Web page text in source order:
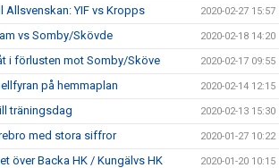
Allsvenskan: YIF vs Kropps 2020-02-27 15:57
vs Somby/Skövde 2020-02-18 14:20
i förlusten mot Somby/Sköve 2020-02-17 09:55
på hemmaplan 2020-02-14 12:15
träningsdag 2020-02-13 15:30
med stora siffror 2020-01-27 10:22
över Backa HK / Kungälvs HK 2020-01-20 10:15